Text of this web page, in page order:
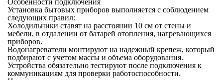
Особенности подключения
Установка бытовых приборов выполняется с соблюдением
следующих правил:
Холодильники ставят на расстоянии 10 см от стены и
мебели, в отдалении от батарей отопления, нагревающихся
приборов.
Водонагреватели монтируют на надежный крепеж, который
подбирают с учетом массы и объема оборудования.
Устройства обязательно тестируют после подключения к
коммуникациям для проверки работоспособности.